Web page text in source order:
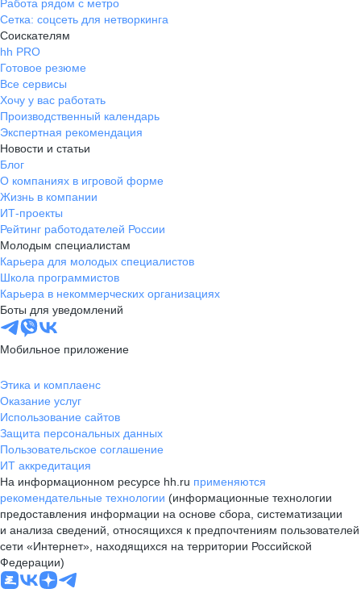
Работа рядом с метро
Сетка: соцсеть для нетворкинга
Соискателям
hh PRO
Готовое резюме
Все сервисы
Хочу у вас работать
Производственный календарь
Экспертная рекомендация
Новости и статьи
Блог
О компаниях в игровой форме
Жизнь в компании
ИТ-проекты
Рейтинг работодателей России
Молодым специалистам
Карьера для молодых специалистов
Школа программистов
Карьера в некоммерческих организациях
Боты для уведомлений
Мобильное приложение
Этика и комплаенс
Оказание услуг
Использование сайтов
Защита персональных данных
Пользовательское соглашение
ИТ аккредитация
На информационном ресурсе hh.ru применяются
рекомендательные технологии (информационные технологии
предоставления информации на основе сбора, систематизации
и анализа сведений, относящихся к предпочтениям пользователей
сети «Интернет», находящихся на территории Российской
Федерации)